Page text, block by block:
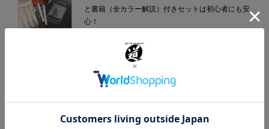
と書籍（全カラー解説）付きセットは初心者にも安
心！